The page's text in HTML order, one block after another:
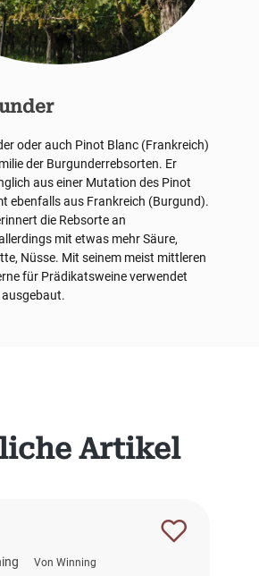
Artikel
Von Winning
oder auch Pinot Blanc (Frankreich)
der Burgunderrebsorten. Er
aus einer Mutation des Pinot
ebenfalls aus Frankreich (Burgund).
die Rebsorte an
mit etwas mehr Säure,
Nüsse. Mit seinem meist mittleren
für Prädikatsweine verwendet